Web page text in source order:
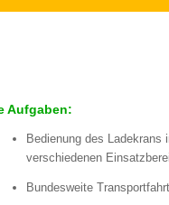
Aufgaben:
Bedienung des Ladekrans
verschiedenen
Bundesweite